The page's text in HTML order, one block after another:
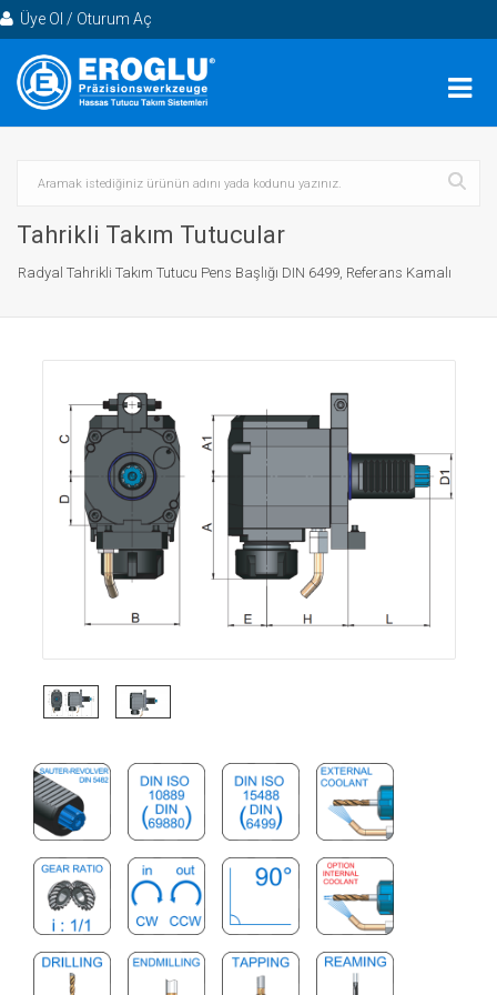
Üye Ol / Oturum Aç
Tahrikli Takım Tutucular
Radyal Tahrikli Takım Tutucu Pens Başlığı DIN 6499, Referans Kamalı